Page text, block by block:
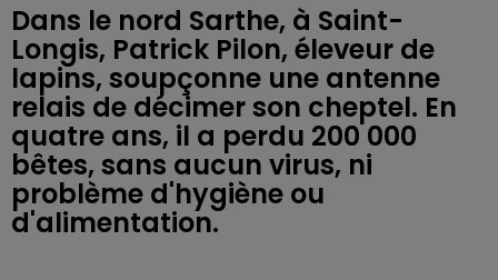
Dans le nord Sarthe, à Saint-
Longis, Patrick Pilon, éleveur de
lapins, soupçonne une antenne
relais de décimer son cheptel. En
quatre ans, il a perdu 200 000
bêtes, sans aucun virus, ni
problème d'hygiène ou
d'alimentation.